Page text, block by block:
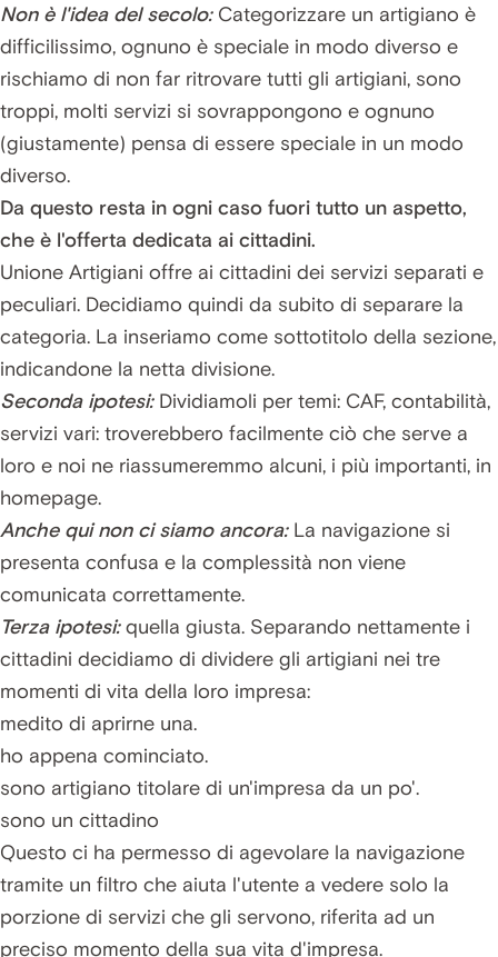
Non è l'idea del secolo:Categorizzare un artigiano è
difficilissimo, ognuno è speciale in modo diverso e
rischiamo di non far ritrovare tutti gli artigiani, sono
troppi, molti servizi si sovrappongono e ognuno
(giustamente) pensa di essere speciale in un modo
diverso.
Da questo resta in ogni caso fuori tutto un aspetto,
che è l'offerta dedicata ai cittadini.
Unione Artigiani offre ai cittadini dei servizi separati e
peculiari. Decidiamo quindi da subito di separare la
categoria. La inseriamo come sottotitolo della sezione,
indicandone la netta divisione.
Seconda ipotesi: Dividiamoli per temi: CAF, contabilità,
servizi vari: troverebbero facilmente ciò che serve a
loro e noi ne riassumeremmo alcuni, i più importanti, in
homepage.
Anche qui non ci siamo ancora: La navigazione si
presenta confusa e la complessità non viene
comunicata correttamente.
Terza ipotesi:quella giusta. Separando nettamente i
cittadini decidiamo di dividere gli artigiani nei tre
momenti di vita della loro impresa:
medito di aprirne una.
ho appena cominciato.
sono artigiano titolare di un'impresa da un po'.
sono un cittadino
Questo ci ha permesso di agevolare la navigazione
tramite un filtro che aiuta l'utente a vedere solo la
porzione di servizi che gli servono, riferita ad un
preciso momento della sua vita d'impresa.